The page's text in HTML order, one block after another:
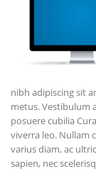
nibh adipiscing sit
metus. Vestibulum
posuere cubilia
viverra leo. Nullam
varius diam, ac
sapien, nec